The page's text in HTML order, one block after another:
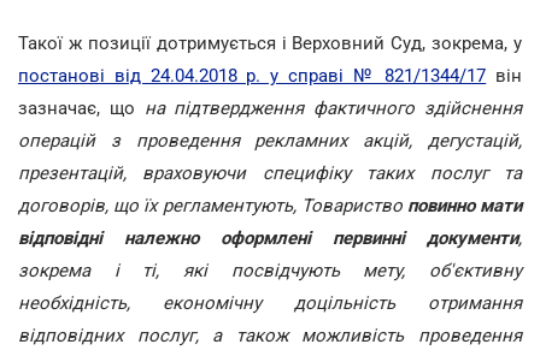
Такої ж позиції дотримується і Верховний Суд, зокрема, у
постанові від 24.04.2018 р. у справі № 821/1344/17 він
зазначає, що на підтвердження фактичного здійснення
операцій з проведення рекламних акцій, дегустацій,
презентацій, враховуючи специфіку таких послуг та
договорів, що їх регламентують, Товариство повинно мати
відповідні належно оформлені первинні документи,
зокрема і ті, які посвідчують мету, об'єктивну
необхідність, економічну доцільність отримання
відповідних послуг, а також можливість проведення